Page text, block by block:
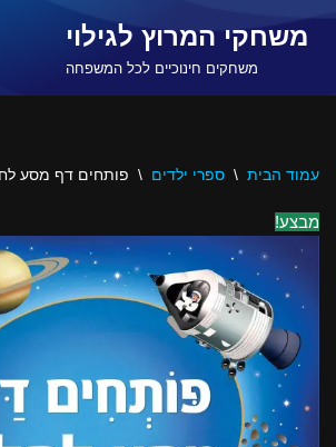
משחקי המרוץ לגילוי
משחקים חינוכיים לכל המשפחה
עמוד הבית \ ספרי ילדים \ פותחים דף מסע
מבצע!